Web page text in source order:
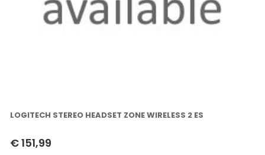
LOGITECH STEREO HEADSET ZONE WIRELESS 2 ES
€ 151,99